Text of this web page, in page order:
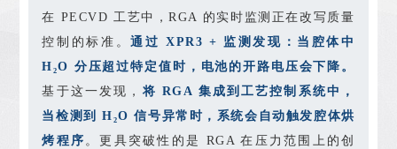
在 PECVD 工艺中，RGA 的实时监测正在改写质量
控制的标准。通过 XPR3 + 监测发现：当腔体中
H₂O 分压超过特定值时，电池的开路电压会下降。
基于这一发现， 将 RGA 集成到工艺控制系统中，
当检测到 H₂O 信号异常时，系统会自动触发腔体烘
烤程序 。更具突破性的是 RGA 在压力范围上的创